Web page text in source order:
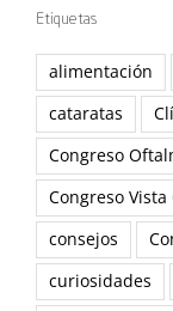
Etiquetas
alimentación
cataratas
Congreso
Congreso
consejos
curiosidades